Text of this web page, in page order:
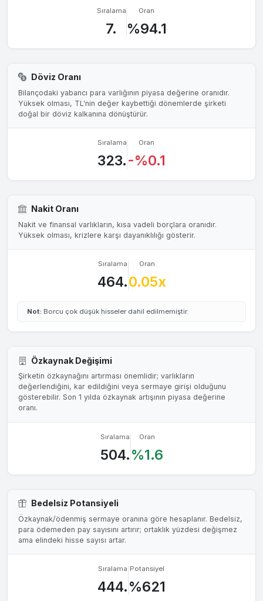
Sıralama
7.
Oran
%94.1
Döviz Oranı
Bilançodaki yabancı para varlığının piyasa değerine oranıdır.
Yüksek olması, TL'nin değer kaybettiği dönemlerde şirketi
doğal bir döviz kalkanına dönüştürür.
Sıralama
323.
Oran
-%0.1
Nakit Oranı
Nakit ve finansal varlıkların, kısa vadeli borçlara oranıdır.
Yüksek olması, krizlere karşı dayanıklılığı gösterir.
Sıralama
464.
Oran
0.05x
Not: Borcu çok düşük hisseler dahil edilmemiştir.
Özkaynak Değişimi
Şirketin özkaynağını artırması önemlidir; varlıkların
değerlendiğini, kar edildiğini veya sermaye girişi olduğunu
gösterebilir. Son 1 yılda özkaynak artışının piyasa değerine
oranı.
Sıralama
504.
Oran
%1.6
Bedelsiz Potansiyeli
Özkaynak/ödenmiş sermaye oranına göre hesaplanır. Bedelsiz,
para ödemeden pay sayısını artırır; ortaklık yüzdesi değişmez
ama elindeki hisse sayısı artar.
Sıralama
444.
Potansiyel
%621